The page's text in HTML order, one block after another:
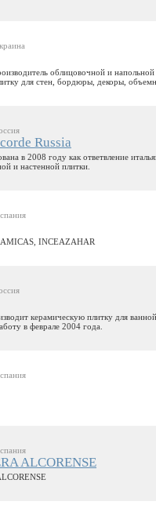
облицовочной и
для стен, бордюры, декоры,
Russia
в 2008 году как ответвление
и настенной плитки.
INCEAZAHAR
керамическую плитку для
в феврале 2004 года.
ALCORENSE